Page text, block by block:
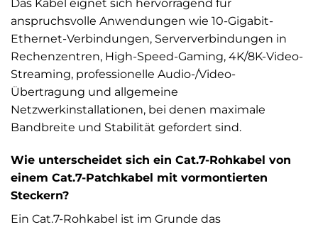
Das Kabel eignet sich hervorragend für
anspruchsvolle Anwendungen wie 10-Gigabit-
Ethernet-Verbindungen, Serververbindungen in
Rechenzentren, High-Speed-Gaming, 4K/8K-Video-
Streaming, professionelle Audio-/Video-
Übertragung und allgemeine
Netzwerkinstallationen, bei denen maximale
Bandbreite und Stabilität gefordert sind.
Wie unterscheidet sich ein Cat.7-Rohkabel von
einem Cat.7-Patchkabel mit vormontierten
Steckern?
Ein Cat.7-Rohkabel ist im Grunde das